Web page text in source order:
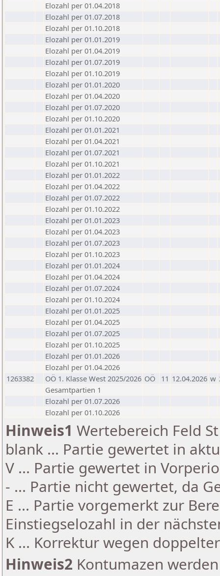
Elozahl per 01.04.2018
Elozahl per 01.07.2018
Elozahl per 01.10.2018
Elozahl per 01.01.2019
Elozahl per 01.04.2019
Elozahl per 01.07.2019
Elozahl per 01.10.2019
Elozahl per 01.01.2020
Elozahl per 01.04.2020
Elozahl per 01.07.2020
Elozahl per 01.10.2020
Elozahl per 01.01.2021
Elozahl per 01.04.2021
Elozahl per 01.07.2021
Elozahl per 01.10.2021
Elozahl per 01.01.2022
Elozahl per 01.04.2022
Elozahl per 01.07.2022
Elozahl per 01.10.2022
Elozahl per 01.01.2023
Elozahl per 01.04.2023
Elozahl per 01.07.2023
Elozahl per 01.10.2023
Elozahl per 01.01.2024
Elozahl per 01.04.2024
Elozahl per 01.07.2024
Elozahl per 01.10.2024
Elozahl per 01.01.2025
Elozahl per 01.04.2025
Elozahl per 01.07.2025
Elozahl per 01.10.2025
Elozahl per 01.01.2026
Elozahl per 01.04.2026
1263382
OÖ 1. Klasse West 2025/2026 OÖ 11 12.04.2026 w
Gesamtpartien 1
Elozahl per 01.07.2026
Elozahl per 01.10.2026
Hinweis1 Wertebereich Feld
blank ... Partie gewertet in
V ... Partie gewertet in
- ... Partie nicht gewertet, da
E ... Partie vorgemerkt zur
Einstiegselozahl in der
K ... Korrektur wegen
Hinweis2 Kontumazen